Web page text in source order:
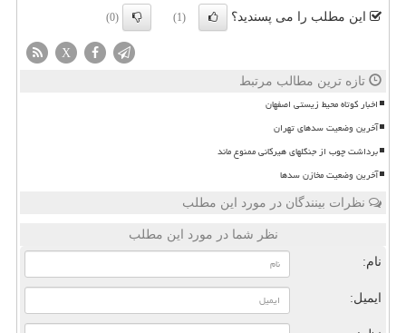
این مطلب را می پسندید؟ (1)
(0)
X
تازه ترین مطالب مرتبط
اخبار کوتاه محیط زیستی اصفهان
آخرین وضعیت سدهای تهران
برداشت چوب از جنگلهای هیرکانی ممنوع ماند
آخرین وضعیت مخازن سدها
نظرات بینندگان در مورد این مطلب
نظر شما در مورد این مطلب
نام:
ایمیل: